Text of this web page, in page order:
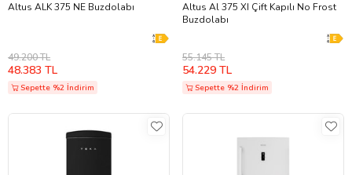
Altus ALK 375 NE Buzdolabı
49.200 TL
48.383 TL
Sepette %2 İndirim
Altus Al 375 XI Çift Kapılı No Frost
Buzdolabı
55.145 TL
54.229 TL
Sepette %2 İndirim